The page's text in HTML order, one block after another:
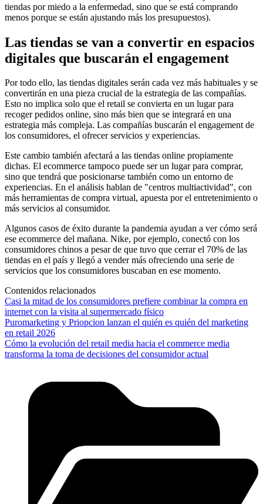
tiendas por miedo a la enfermedad, sino que se está comprando
menos porque se están ajustando más los presupuestos).
Las tiendas se van a convertir en espacios
digitales que buscarán el engagement
Por todo ello, las tiendas digitales serán cada vez más habituales y se
convertirán en una pieza crucial de la estrategia de las compañías.
Esto no implica solo que el retail se convierta en un lugar para
recoger pedidos online, sino más bien que se integrará en una
estrategia más compleja. Las compañías buscarán el engagement de
los consumidores, el ofrecer servicios y experiencias.
Este cambio también afectará a las tiendas online propiamente
dichas. El ecommerce tampoco puede ser un lugar para comprar,
sino que tendrá que posicionarse también como un entorno de
experiencias. En el análisis hablan de "centros multiactividad", con
más herramientas de compra virtual, apuesta por el entretenimiento o
más servicios al consumidor.
Algunos casos de éxito durante la pandemia ayudan a ver cómo será
ese ecommerce del mañana. Nike, por ejemplo, conectó con los
consumidores chinos a pesar de que tuvo que cerrar el 70% de las
tiendas en el país y llegó a vender más ofreciendo una serie de
servicios que los consumidores buscaban en ese momento.
Contenidos relacionados
Casi la mitad de los consumidores prefiere combinar la compra en
internet con la visita al supermercado físico
Puromarketing y Priopcion lanzan el quién es quién del marketing
en retail 2026
Cómo la evolución del retail media hacia el commerce media
transforma la toma de decisiones del consumidor actual